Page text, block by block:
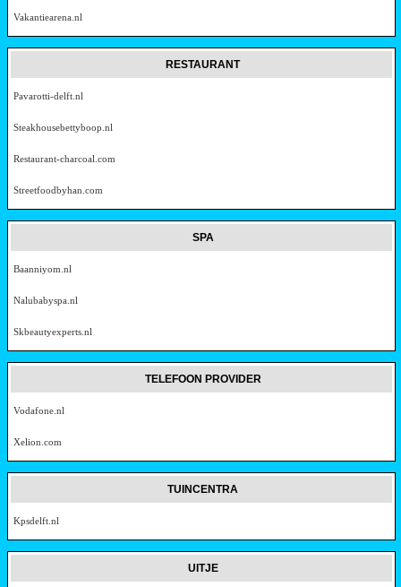
Vakantiearena.nl
RESTAURANT
Pavarotti-delft.nl
Steakhousebettyboop.nl
Restaurant-charcoal.com
Streetfoodbyhan.com
SPA
Baanniyom.nl
Nalubabyspa.nl
Skbeautyexperts.nl
TELEFOON PROVIDER
Vodafone.nl
Xelion.com
TUINCENTRA
Kpsdelft.nl
UITJE